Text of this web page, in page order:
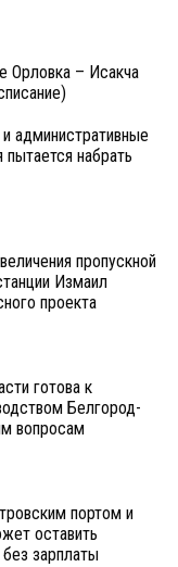
Орловка – Исакча
административные
набрать
пропускной
Измаил
проекта
готова к
Белгород-
вопросам
портом и
оставить
зарплаты